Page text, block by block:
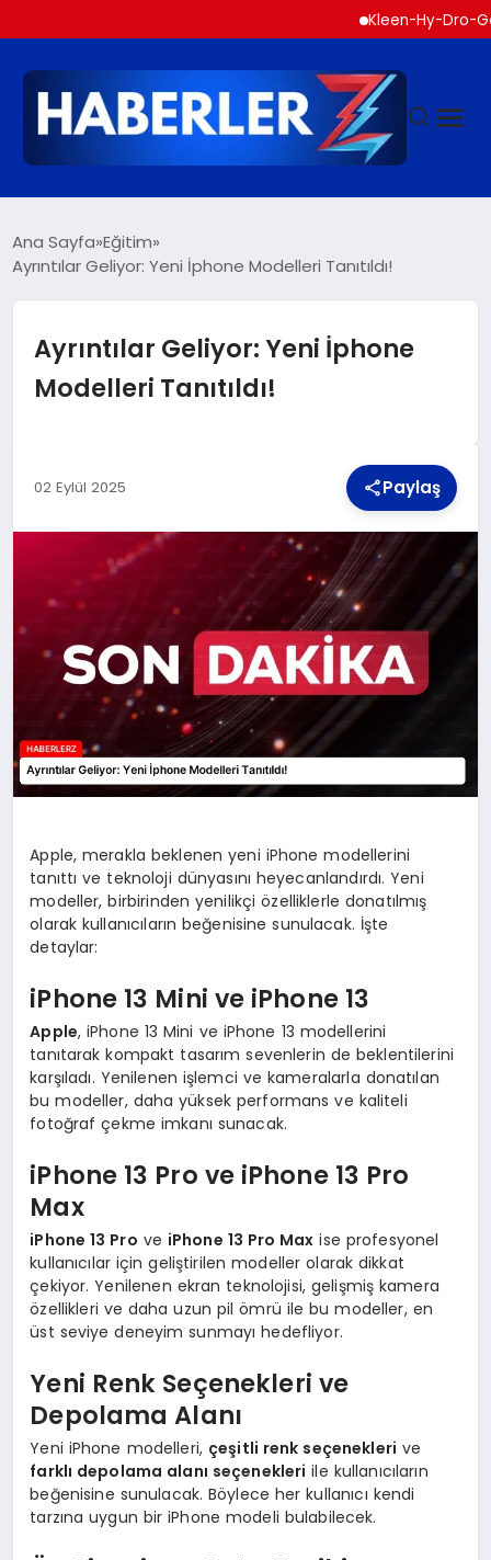
Kleen-Hy-Dro-Gen
DÜNYA
SPOR
YAŞAM
Ana Sayfa Eğitim
Ayrıntılar Geliyor: Yeni İphone Modelleri Tanıtıldı!
Ayrıntılar Geliyor: Yeni İphone
Modelleri Tanıtıldı!
02 Eylül 2025 Paylaş
Apple, merakla beklenen yeni iPhone modellerini
tanıttı ve teknoloji dünyasını heyecanlandırdı. Yeni
modeller, birbirinden yenilikçi özelliklerle donatılmış
olarak kullanıcıların beğenisine sunulacak. İşte
detaylar:
iPhone 13 Mini ve iPhone 13
Apple, iPhone 13 Mini ve iPhone 13 modellerini
tanıtarak kompakt tasarım sevenlerin de beklentilerini
karşıladı. Yenilenen işlemci ve kameralarla donatılan
bu modeller, daha yüksek performans ve kaliteli
fotoğraf çekme imkanı sunacak.
iPhone 13 Pro ve iPhone 13 Pro
Max
iPhone 13 Pro ve iPhone 13 Pro Max ise profesyonel
kullanıcılar için geliştirilen modeller olarak dikkat
çekiyor. Yenilenen ekran teknolojisi, gelişmiş kamera
özellikleri ve daha uzun pil ömrü ile bu modeller, en
üst seviye deneyim sunmayı hedefliyor.
Yeni Renk Seçenekleri ve
Depolama Alanı
Yeni iPhone modelleri, çeşitli renk seçenekleri ve
farklı depolama alanı seçenekleri ile kullanıcıların
beğenisine sunulacak. Böylece her kullanıcı kendi
tarzına uygun bir iPhone modeli bulabilecek.